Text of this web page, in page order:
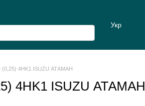
Укр
(0,25) 4HK1 ISUZU АТАМАН
4HK1 ISUZU АТАМАН